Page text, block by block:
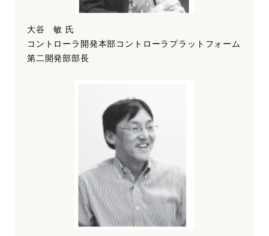
大谷 敏 氏
コントローラ開発本部コントローラプラットフォーム
第二開発部部長